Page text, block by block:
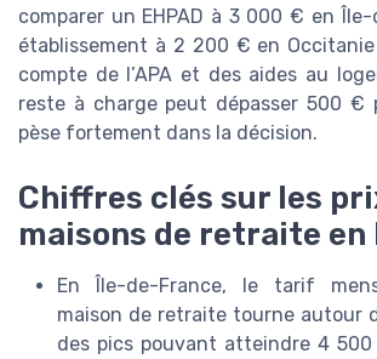
comparer un EHPAD à 3 000 € en
établissement à 2 200 € en
compte de l’APA et des aides au
reste à charge peut dépasser 500 €
pèse fortement dans la décision.
Chiffres clés sur les
maisons de retraite en
En Île-de-France, le tarif
maison de retraite tourne autour
des pics pouvant atteindre 4 500